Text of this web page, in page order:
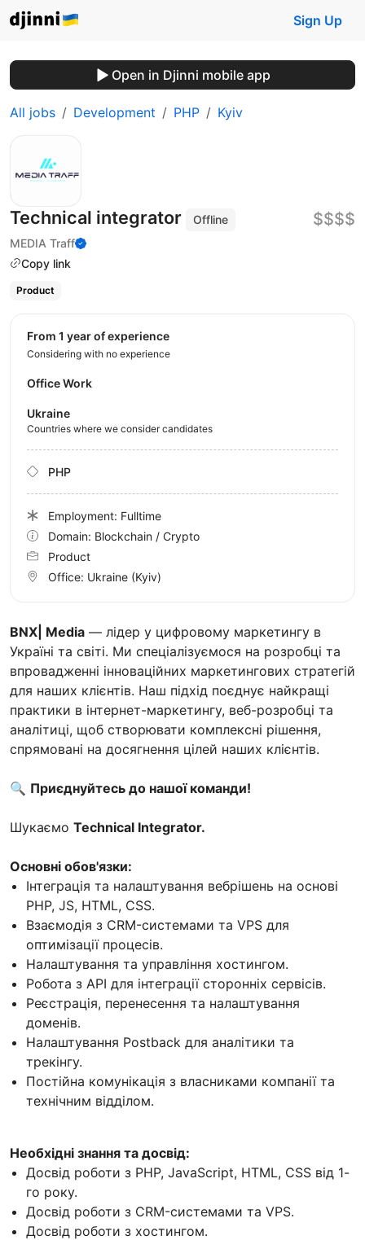
Sign Up
Open in Djinni mobile app
All jobs Development PHP Kyiv
Technical integrator
Offline
MEDIA Traff
Copy link
$$$$
Product
BNX| Media — лідер у цифровому маркетингу в
Україні та світі. Ми спеціалізуємося на розробці та
впровадженні інноваційних маркетингових стратегій
для наших клієнтів. Наш підхід поєднує найкращі
практики в інтернет-маркетингу, веб-розробці та
аналітиці, щоб створювати комплексні рішення,
спрямовані на досягнення цілей наших клієнтів.
🔍 Приєднуйтесь до нашої команди!
Шукаємо Technical Integrator.
Основні обов'язки:
Інтеграція та налаштування вебрішень на основі
PHP, JS, HTML, CSS.
Взаємодія з CRM-системами та VPS для
оптимізації процесів.
Налаштування та управління хостингом.
Робота з API для інтеграції сторонніх сервісів.
Реєстрація, перенесення та налаштування
доменів.
Налаштування Postback для аналітики та
трекінгу.
Постійна комунікація з власниками компанії та
технічним відділом.
Необхідні знання та досвід:
Досвід роботи з PHP, JavaScript, HTML, CSS від 1-
го року.
Досвід роботи з CRM-системами та VPS.
Досвід роботи з хостингом.
from 1 year of experience
Considering with no experience
Office Work
Ukraine
Countries where we consider candidates
PHP
Employment: Fulltime
Domain: Blockchain / Crypto
Product
Office: Ukraine (Kyiv)